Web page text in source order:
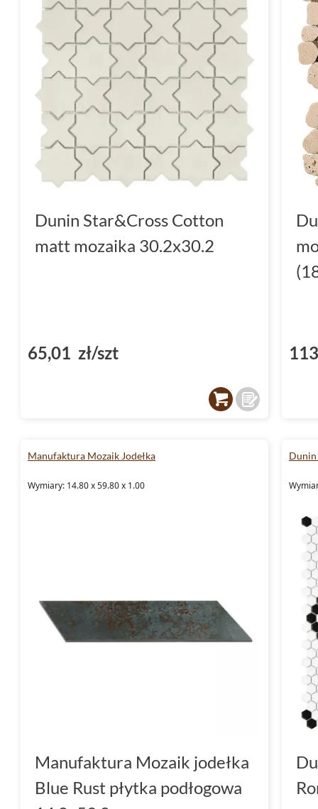
Dunin Star&Cross Cotton
matt mozaika 30.2x30.2
65,01 zł/szt
Manufaktura Mozaik Jodełka
Wymiary: 14.80 x 59.80 x 1.00
Manufaktura Mozaik jodełka
Blue Rust płytka podłogowa
Dunin